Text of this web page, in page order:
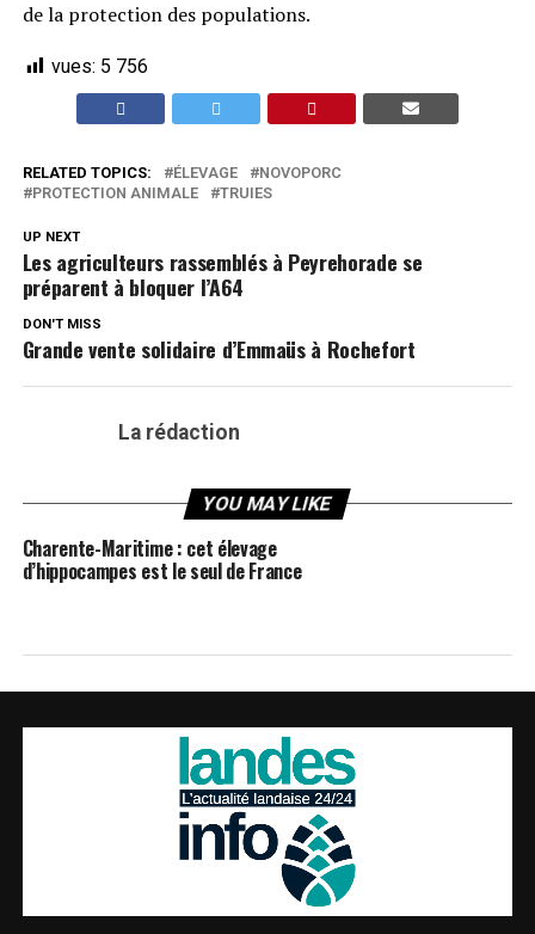
de la protection des populations.
vues: 5 756
RELATED TOPICS: ÉLEVAGE
NOVOPORC
PROTECTION ANIMALE
TRUIES
UP NEXT
Les agriculteurs rassemblés à Peyrehorade se
préparent à bloquer l’A64
DON'T MISS
Grande vente solidaire d’Emmaüs à Rochefort
La rédaction
YOU MAY LIKE
Charente-Maritime : cet élevage
d’hippocampes est le seul de France